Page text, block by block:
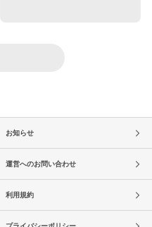
お知らせ
運営へのお問い合わせ
利用規約